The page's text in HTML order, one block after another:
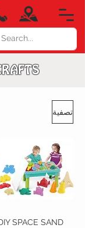
تصفية
SPACE SAND